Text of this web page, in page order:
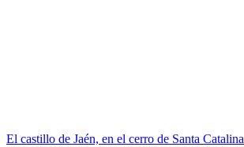
El castillo de Jaén, en el cerro de Santa Catalina